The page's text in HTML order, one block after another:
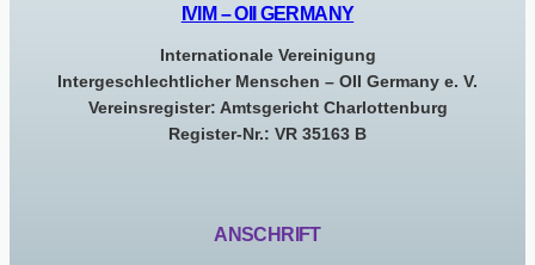
IVIM – OII GERMANY
Internationale Vereinigung
Intergeschlechtlicher Menschen – OII Germany e. V.
Vereinsregister: Amtsgericht Charlottenburg
Register-Nr.: VR 35163 B
ANSCHRIFT